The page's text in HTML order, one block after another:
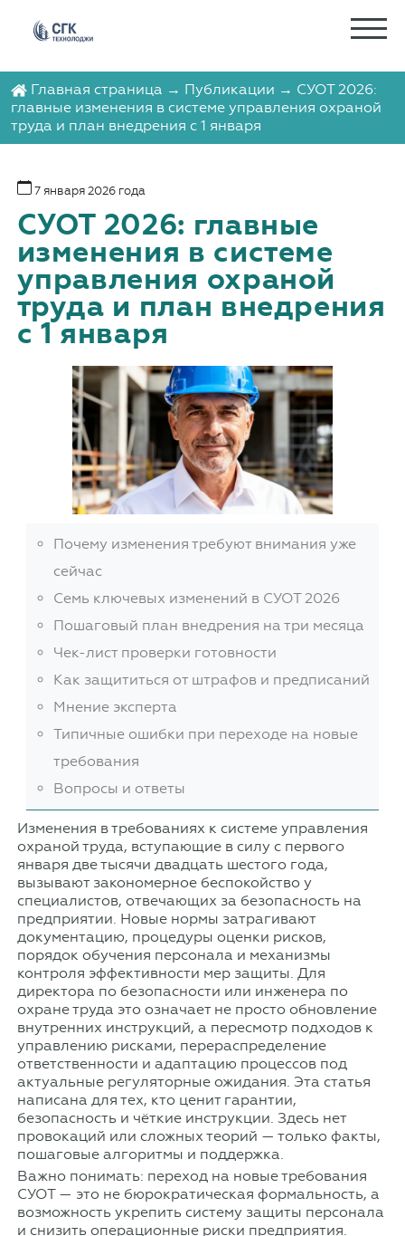
Главная страница → Публикации → СУОТ 2026:
главные изменения в системе управления охраной
труда и план внедрения с 1 января
7 января 2026 года
СУОТ 2026: главные
изменения в системе
управления охраной
труда и план внедрения
с 1 января
Почему изменения требуют внимания уже
сейчас
Семь ключевых изменений в СУОТ 2026
Пошаговый план внедрения на три месяца
Чек-лист проверки готовности
Как защититься от штрафов и предписаний
Мнение эксперта
Типичные ошибки при переходе на новые
требования
Вопросы и ответы
Изменения в требованиях к системе управления
охраной труда, вступающие в силу с первого
января две тысячи двадцать шестого года,
вызывают закономерное беспокойство у
специалистов, отвечающих за безопасность на
предприятии. Новые нормы затрагивают
документацию, процедуры оценки рисков,
порядок обучения персонала и механизмы
контроля эффективности мер защиты. Для
директора по безопасности или инженера по
охране труда это означает не просто обновление
внутренних инструкций, а пересмотр подходов к
управлению рисками, перераспределение
ответственности и адаптацию процессов под
актуальные регуляторные ожидания. Эта статья
написана для тех, кто ценит гарантии,
безопасность и чёткие инструкции. Здесь нет
провокаций или сложных теорий — только факты,
пошаговые алгоритмы и поддержка.
Важно понимать: переход на новые требования
СУОТ — это не бюрократическая формальность, а
возможность укрепить систему защиты персонала
и снизить операционные риски предприятия.